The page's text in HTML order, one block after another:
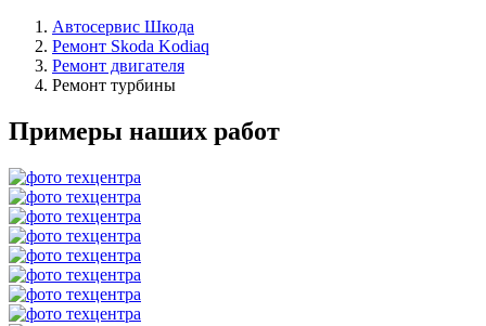
Автосервис Шкода
Ремонт Skoda Kodiaq
Ремонт двигателя
Ремонт турбины
Примеры наших работ